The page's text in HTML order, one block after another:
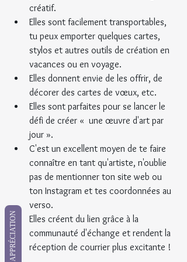
créatif.
Elles sont facilement transportables,
tu peux emporter quelques cartes,
stylos et autres outils de création en
vacances ou en voyage.
Elles donnent envie de les offrir, de
décorer des cartes de vœux, etc.
Elles sont parfaites pour se lancer le
défi de créer «  une œuvre d'art par
jour ».
C'est un excellent moyen de te faire
connaître en tant qu'artiste, n'oublie
pas de mentionner ton site web ou
ton Instagram et tes coordonnées au
verso.
Elles créent du lien grâce à la
communauté d'échange et rendent la
réception de courrier plus excitante !
APPRÉCIATION